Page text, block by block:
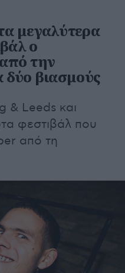
μεγαλύτερα
ο
την
δύο βιασμούς
& Leeds και
φεστιβάλ που
από τη